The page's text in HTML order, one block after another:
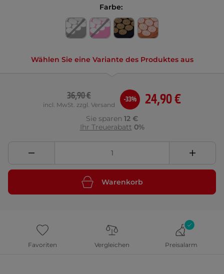
Farbe:
Wählen Sie eine Variante des Produktes aus
24,90 €
36,90 €
incl. MwSt. zzgl. Versand
-33%
Sie sparen 12 €
Ihr Treuerabatt 0%
Warenkorb
Favoriten Vergleichen Preisalarm